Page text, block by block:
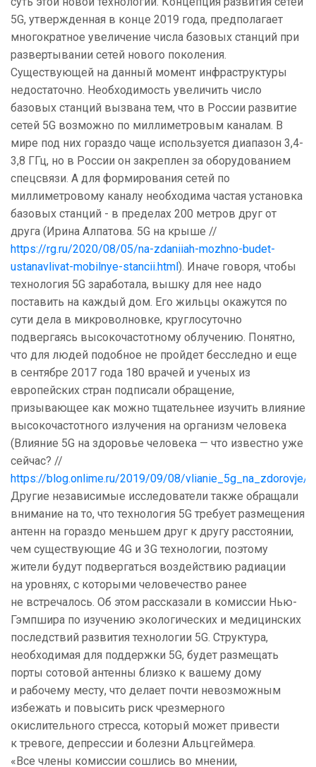
5G, утвержденная в конце 2019 года, предполагает
многократное увеличение числа базовых станций при
развертывании сетей нового поколения.
Существующей на данный момент инфраструктуры
недостаточно. Необходимость увеличить число
базовых станций вызвана тем, что в России развитие
сетей 5G возможно по миллиметровым каналам. В
мире под них гораздо чаще используется диапазон 3,4-
3,8 ГГц, но в России он закреплен за оборудованием
спецсвязи. А для формирования сетей по
миллиметровому каналу необходима частая установка
базовых станций - в пределах 200 метров друг от
друга (Ирина Алпатова. 5G на крыше //
https://rg.ru/2020/08/05/na-zdaniiah-mozhno-budet-
ustanavlivat-mobilnye-stancii.html). Иначе говоря, чтобы
технология 5G заработала, вышку для нее надо
поставить на каждый дом. Его жильцы окажутся по
сути дела в микроволновке, круглосуточно
подвергаясь высокочастотному облучению. Понятно,
что для людей подобное не пройдет бесследно и еще
в сентябре 2017 года 180 врачей и ученых из
европейских стран подписали обращение,
призывающее как можно тщательнее изучить влияние
высокочастотного излучения на организм человека
(Влияние 5G на здоровье человека — что известно уже
сейчас? //
https://blog.onlime.ru/2019/09/08/vlianie_5g_na_zdorovje/
Другие независимые исследователи также обращали
внимание на то, что технология 5G требует размещения
антенн на гораздо меньшем друг к другу расстоянии,
чем существующие 4G и 3G технологии, поэтому
жители будут подвергаться воздействию радиации
на уровнях, с которыми человечество ранее
не встречалось. Об этом рассказали в комиссии Нью-
Гэмпшира по изучению экологических и медицинских
последствий развития технологии 5G. Структура,
необходимая для поддержки 5G, будет размещать
порты сотовой антенны близко к вашему дому
и рабочему месту, что делает почти невозможным
избежать и повысить риск чрезмерного
окислительного стресса, который может привести
к тревоге, депрессии и болезни Альцгеймера.
«Все члены комиссии сошлись во мнении,